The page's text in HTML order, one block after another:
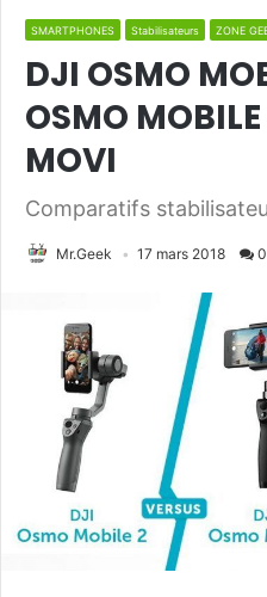
SMARTPHONES Stabilisateurs ZONE
DJI OSMO
OSMO MOBILE
MOVI
Comparatifs
Mr.Geek 17 mars 2018 0